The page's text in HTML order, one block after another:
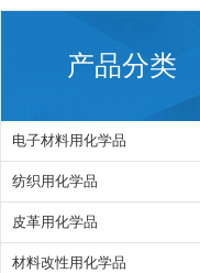
产品分类
电子材料用化学品
纺织用化学品
皮革用化学品
材料改性用化学品